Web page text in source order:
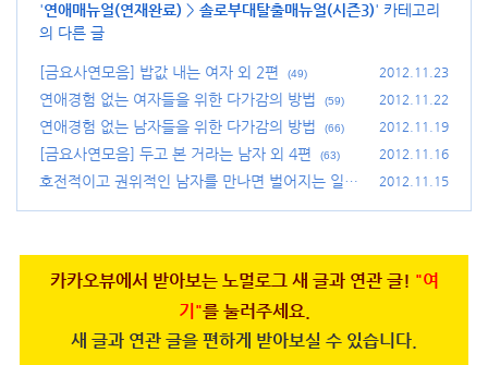
'연애매뉴얼(연재완료) > 솔로부대탈출매뉴얼(시즌3)' 카테고리
의 다른 글
[금요사연모음] 밥값 내는 여자 외 2편 (49) 2012.11.23
연애경험 없는 여자들을 위한 다가감의 방법 (59) 2012.11.22
연애경험 없는 남자들을 위한 다가감의 방법 (66) 2012.11.19
[금요사연모음] 두고 본 거라는 남자 외 4편 (63) 2012.11.16
호전적이고 권위적인 남자를 만나면 벌어지는 일들 2012.11.15
카카오뷰에서 받아보는 노멀로그 새 글과 연관 글! "여
기"를 눌러주세요.
새 글과 연관 글을 편하게 받아보실 수 있습니다.